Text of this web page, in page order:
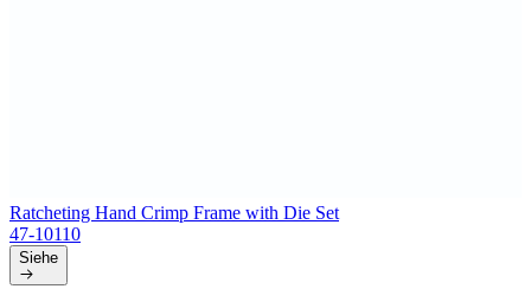
Ratcheting Hand Crimp Frame with Die Set
47-10110
Siehe